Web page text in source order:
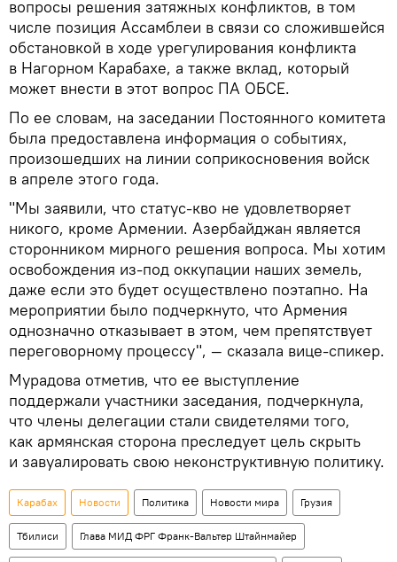
вопросы решения затяжных конфликтов, в том
числе позиция Ассамблеи в связи со сложившейся
обстановкой в ходе урегулирования конфликта
в Нагорном Карабахе, а также вклад, который
может внести в этот вопрос ПА ОБСЕ.
По ее словам, на заседании Постоянного комитета
была предоставлена информация о событиях,
произошедших на линии соприкосновения войск
в апреле этого года.
"Мы заявили, что статус-кво не удовлетворяет
никого, кроме Армении. Азербайджан является
сторонником мирного решения вопроса. Мы хотим
освобождения из-под оккупации наших земель,
даже если это будет осуществлено поэтапно. На
мероприятии было подчеркнуто, что Армения
однозначно отказывает в этом, чем препятствует
переговорному процессу", — сказала вице-спикер.
Мурадова отметив, что ее выступление
поддержали участники заседания, подчеркнула,
что члены делегации стали свидетелями того,
как армянская сторона преследует цель скрыть
и завуалировать свою неконструктивную политику.
Карабах Новости Политика Новости мира Грузия
Тбилиси Глава МИД ФРГ Франк-Вальтер Штайнмайер